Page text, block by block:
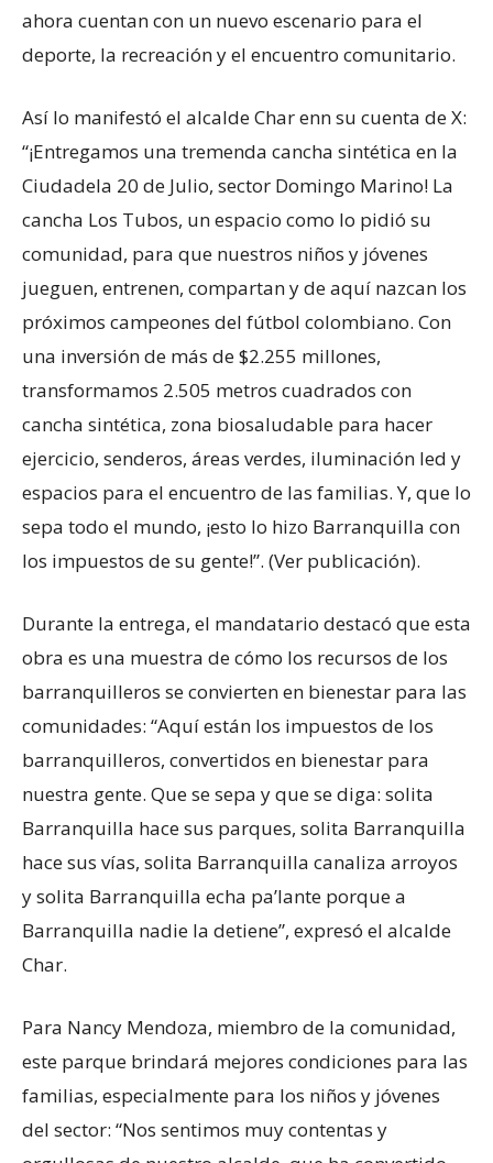
ahora cuentan con un nuevo escenario para el
deporte, la recreación y el encuentro comunitario.
Así lo manifestó el alcalde Char enn su cuenta de X:
“¡Entregamos una tremenda cancha sintética en la
Ciudadela 20 de Julio, sector Domingo Marino! La
cancha Los Tubos, un espacio como lo pidió su
comunidad, para que nuestros niños y jóvenes
jueguen, entrenen, compartan y de aquí nazcan los
próximos campeones del fútbol colombiano. Con
una inversión de más de $2.255 millones,
transformamos 2.505 metros cuadrados con
cancha sintética, zona biosaludable para hacer
ejercicio, senderos, áreas verdes, iluminación led y
espacios para el encuentro de las familias. Y, que lo
sepa todo el mundo, ¡esto lo hizo Barranquilla con
los impuestos de su gente!”. (Ver publicación).
Durante la entrega, el mandatario destacó que esta
obra es una muestra de cómo los recursos de los
barranquilleros se convierten en bienestar para las
comunidades: “Aquí están los impuestos de los
barranquilleros, convertidos en bienestar para
nuestra gente. Que se sepa y que se diga: solita
Barranquilla hace sus parques, solita Barranquilla
hace sus vías, solita Barranquilla canaliza arroyos
y solita Barranquilla echa pa’lante porque a
Barranquilla nadie la detiene”, expresó el alcalde
Char.
Para Nancy Mendoza, miembro de la comunidad,
este parque brindará mejores condiciones para las
familias, especialmente para los niños y jóvenes
del sector: “Nos sentimos muy contentas y